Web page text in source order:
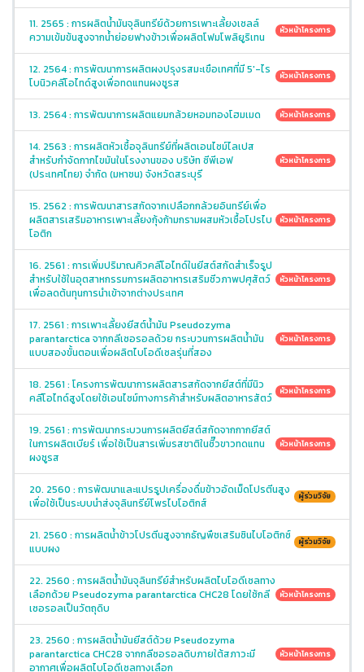
11. 2565 : การผลิตน้ำมันจุลินทรีย์ด้วยการเพาะเลี้ยงเซลล์
ความเข้มข้นสูงจากน้ำย่อยฟางข้าวเพื่อผลิตโฟมโพลิยูริเทน
หัวหน้าโครงการ
12. 2564 : การพัฒนาการผลิตผงปรุงรสมะเขือเทศที่มี 5'-ไร
โบนิวคลีโอไทด์สูงเพื่อทดแทนผงชูรส
หัวหน้าโครงการ
13. 2564 : การพัฒนาการผลิตแยมกล้วยหอมทองโฮมเมด หัวหน้าโครงการ
14. 2563 : การผลิตหัวเชื้อจุลินทรีย์ที่ผลิตเอนไซม์ไลเปส
สำหรับกำจัดกากไขมันในโรงงานของ บริษัท ซีพีเอฟ
(ประเทศไทย) จำกัด (มหาชน) จังหวัดสระบุรี
หัวหน้าโครงการ
15. 2562 : การพัฒนาสารสกัดจากเปลือกกล้วยอินทรีย์เพื่อ
ผลิตสารเสริมอาหารเพาะเลี้ยงกุ้งก้ามกรามผสมหัวเชื้อโปรไบ
โอติก
หัวหน้าโครงการ
16. 2561 : การเพิ่มปริมาณคิวคลีโอไทด์ในยีสต์สกัดสำเร็จรูป
สำหรับใช้ในอุตสาหกรรมการผลิตอาหารเสริมชีวภาพปศุสัตว์
เพื่อลดต้นทุนการนำเข้าจากต่างประเทศ
หัวหน้าโครงการ
17. 2561 : การเพาะเลี้ยงยีสต์น้ำมัน Pseudozyma
parantarctica จากกลีเซอรอลด้วย กระบวนการผลิตน้ำมัน
แบบสองขั้นตอนเพื่อผลิตไบโอดีเซลรุ่นที่สอง
หัวหน้าโครงการ
18. 2561 : โครงการพัฒนาการผลิตสารสกัดจากยีสต์ที่มีนิว
คลีโอไทด์สูงโดยใช้เอนไซม์ทางการค้าสำหรับผลิตอาหารสัตว์
หัวหน้าโครงการ
19. 2561 : การพัฒนากระบวนการผลิตยีสต์สกัดจากกากยีสต์
ในการผลิตเบียร์ เพื่อใช้เป็นสารเพิ่มรสชาติในซี๊วขาวทดแทน
ผงชูรส
หัวหน้าโครงการ
20. 2560 : การพัฒนาและแปรรูปเครื่องดื่มข้าวอัดเม็ดโปรตีนสูง
เพื่อใช้เป็นระบบนำส่งจุลินทรีย์โพรไบโอติกส์
ผู้ร่วมวิจัย
21. 2560 : การผลิตน้ำข้าวโปรตีนสูงจากธัญพืชเสริมซินไบโอติกซ์
แบบผง
ผู้ร่วมวิจัย
22. 2560 : การผลิตน้ำมันจุลินทรีย์สำหรับผลิตไบโอดีเซลทาง
เลือกด้วย Pseudozyma parantarctica CHC28 โดยใช้กลี
เซอรอลเป็นวัตถุดิบ
หัวหน้าโครงการ
23. 2560 : การผลิตน้ำมันยีสต์ด้วย Pseudozyma
parantarctica CHC28 จากกลีซอรอลดิบภายใต้สภาวะมี
อากาศเพื่อผลิตไบโอดีเซลทางเลือก
หัวหน้าโครงการ